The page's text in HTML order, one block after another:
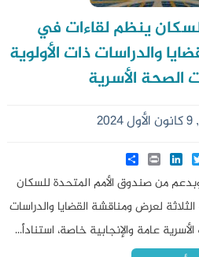
ينظم لقاءات في
والدراسات ذات الأولوية
الصحة الأسرية
Twitter
LinkedIn
Print
من صندوق الأمم المتحدة للسكان
لعرض ومناقشة القضايا والدراسات
عامة والإنجابية خاصة، استناداً...